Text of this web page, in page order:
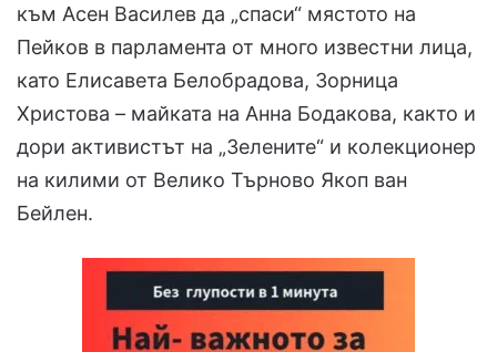
към Асен Василев да „спаси“ мястото на
Пейков в парламента от много известни лица,
като Елисавета Белобрадова, Зорница
Христова – майката на Анна Бодакова, както и
дори активистът на „Зелените“ и колекционер
на килими от Велико Търново Якоп ван
Бейлен.